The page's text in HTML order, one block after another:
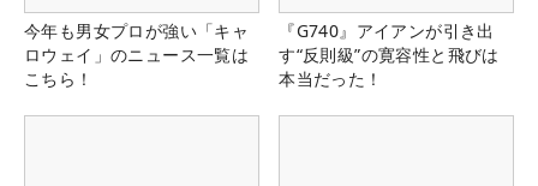
今年も男女プロが強い「キャ
ロウェイ」のニュース一覧は
こちら！
『G740』アイアンが引き出
す“反則級”の寛容性と飛びは
本当だった！